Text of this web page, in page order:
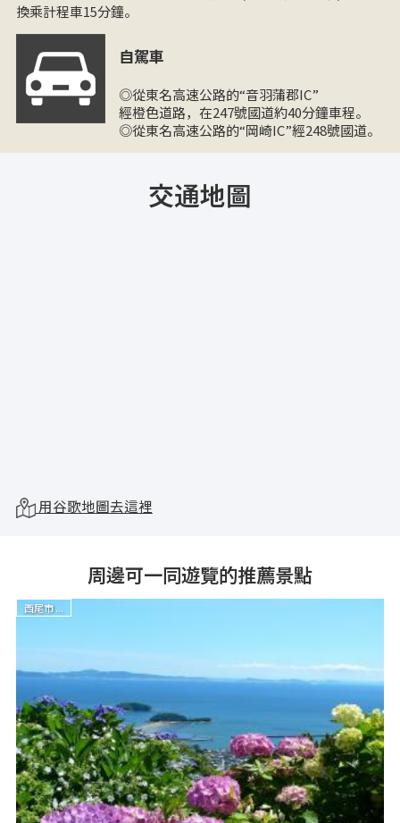
換乘計程車15分鐘。
自駕車
◎從東名高速公路的“音羽蒲郡IC”
經橙色道路，在247號國道約40分鐘車程。
◎從東名高速公路的“岡崎IC”經248號國道。
交通地圖
用谷歌地圖去這裡
周邊可一同遊覽的推薦景點
西尾市 ...